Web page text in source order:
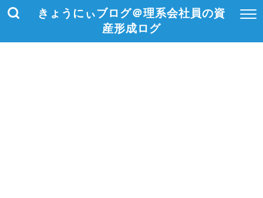
きょうにぃブログ＠理系会社員の資
産形成ログ